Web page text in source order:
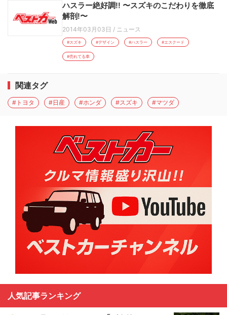
ハスラー絶好調!! 〜スズキのこだわりを徹底
解剖!〜
2014年03月03日 / ニュース
#スズキ #デザイン #ハスラー #エスクード
#売れてる車
関連タグ
#トヨタ #日産 #ホンダ #スズキ #マツダ
人気記事ランキング